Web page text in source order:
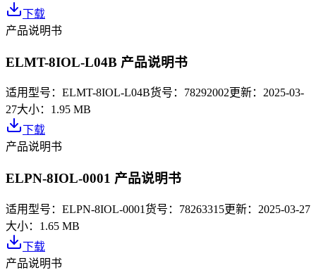
下载
产品说明书
ELMT-8IOL-L04B 产品说明书
适用型号： ELMT-8IOL-L04B货号： 78292002更新： 2025-03-
27大小： 1.95 MB
下载
产品说明书
ELPN-8IOL-0001 产品说明书
适用型号： ELPN-8IOL-0001货号： 78263315更新： 2025-03-27
大小： 1.65 MB
下载
产品说明书